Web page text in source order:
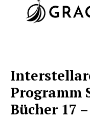
Programm
Bücher 17